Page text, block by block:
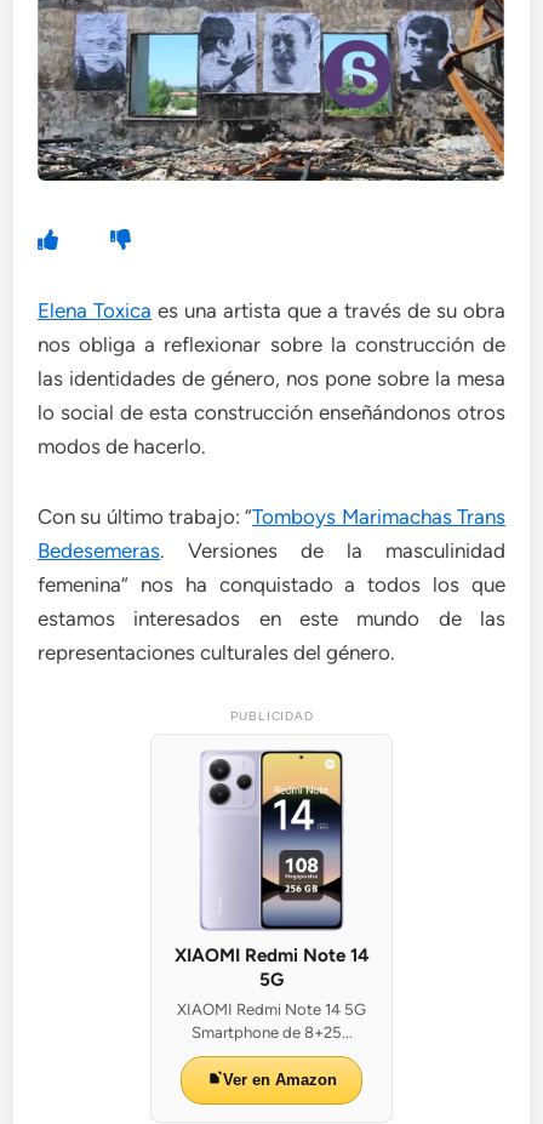
Elena Toxica es una artista que a través de su obra
nos obliga a reflexionar sobre la construcción de
las identidades de género, nos pone sobre la mesa
lo social de esta construcción enseñándonos otros
modos de hacerlo.
Con su último trabajo: “Tomboys Marimachas Trans
Bedesemeras. Versiones de la masculinidad
femenina“ nos ha conquistado a todos los que
estamos interesados en este mundo de las
representaciones culturales del género.
PUBLICIDAD
XIAOMI Redmi Note 14
5G
XIAOMI Redmi Note 14 5G
Smartphone de 8+25...
Ver en Amazon